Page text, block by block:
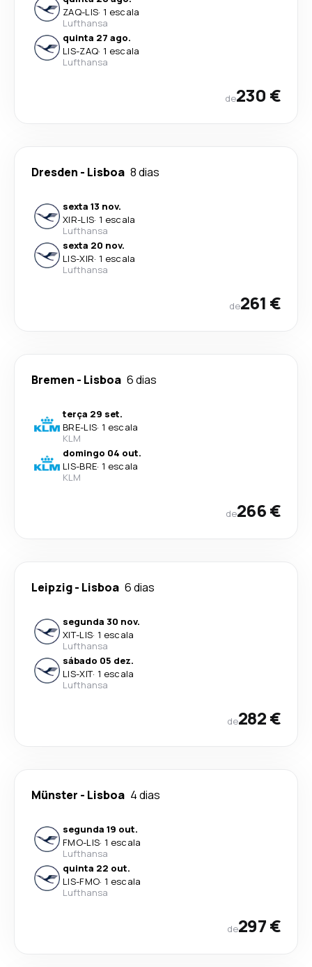
ZAQ-LIS· 1 escala
Lufthansa
quinta 27 ago.
LIS-ZAQ· 1 escala
Lufthansa
de230 €
Dresden - Lisboa 8 dias
sexta 13 nov.
XIR-LIS· 1 escala
Lufthansa
sexta 20 nov.
LIS-XIR· 1 escala
Lufthansa
de261 €
Bremen - Lisboa 6 dias
terça 29 set.
BRE-LIS· 1 escala
KLM
domingo 04 out.
LIS-BRE· 1 escala
KLM
de266 €
Leipzig- Lisboa 6 dias
segunda 30 nov.
XIT-LIS· 1 escala
Lufthansa
sábado 05 dez.
LIS-XIT· 1 escala
Lufthansa
de282 €
Münster - Lisboa 4 dias
segunda 19 out.
FMO-LIS· 1 escala
Lufthansa
quinta 22 out.
LIS-FMO· 1 escala
Lufthansa
de297 €